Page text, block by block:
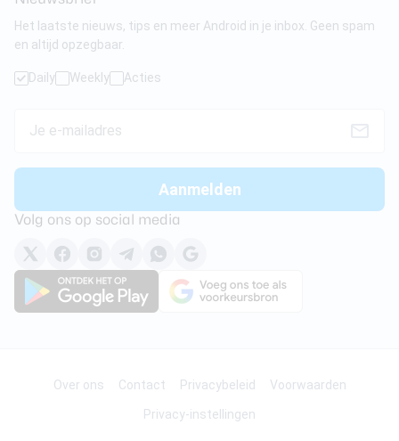
Het laatste nieuws, tips en meer Android in je inbox. Geen spam
en altijd opzegbaar.
Daily Weekly Acties
Volg ons op social media
Over ons Contact Privacybeleid Voorwaarden
Privacy-instellingen